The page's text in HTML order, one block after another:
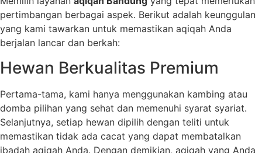
pertimbangan berbagai aspek. Berikut adalah keunggulan
yang kami tawarkan untuk memastikan aqiqah Anda
berjalan lancar dan berkah:
Hewan Berkualitas Premium
Pertama-tama, kami hanya menggunakan kambing atau
domba pilihan yang sehat dan memenuhi syarat syariat.
Selanjutnya, setiap hewan dipilih dengan teliti untuk
memastikan tidak ada cacat yang dapat membatalkan
ibadah aqiqah Anda. Dengan demikian, aqiqah yang Anda